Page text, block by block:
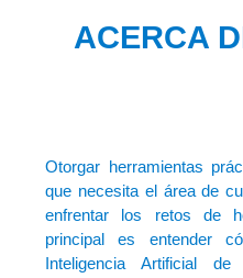
ACERCA
Otorgar herramientas
que necesita el área de
enfrentar los retos de
principal es entender
Inteligencia Artificial